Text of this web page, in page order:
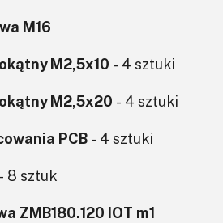
M16
M2,5x10 - 4 sztuki
M2,5x20 - 4 sztuki
PCB - 4 sztuki
- 8 sztuk
ZMB180.120 IOT m1